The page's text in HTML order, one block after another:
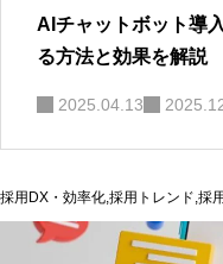
AIチャットボット導
る方法と効果を解説
2025.04.13
採用DX・効率化 採用トレンド 採